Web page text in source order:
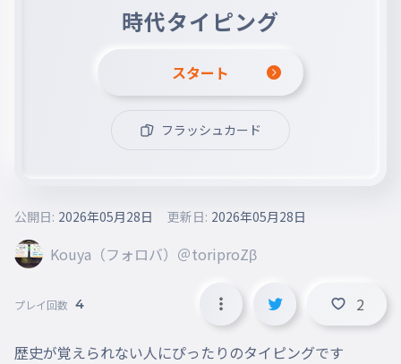
時代タイピング
スタート
フラッシュカード
Kouya（フォロバ）＠toriproZβ
公開日: 2026年05月28日 更新日: 2026年05月28日
プレイ回数 4 2
歴史が覚えられない人にぴったりのタイピングです